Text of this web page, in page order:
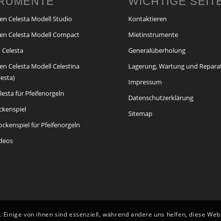
Celesta Modell Studio
Celesta Modell Compact
Celesta Modell Celestina
für Pfeifenorgeln
für Pfeifenorgeln
Kontaktieren
Mietinstrumente
Generalüberholung
Lagerung, Wartung und
Impressum
Datenschutzerklärung
Sitemap
von ihnen sind essenziell, während andere uns helfen, diese